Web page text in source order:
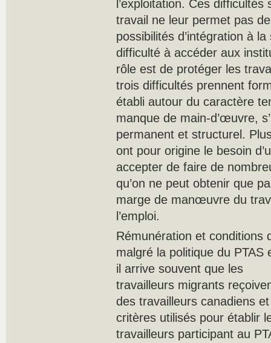
l’exploitation. Ces
travail ne leur permet pas
possibilités d’intégration à
difficulté à accéder aux
rôle est de protéger les
trois difficultés prennent
établi autour du caractère
manque de main-d’œuvre,
permanent et structurel.
ont pour origine le besoin
accepter de faire de
qu’on ne peut obtenir que
marge de manœuvre du
l’emploi.
Rémunération et conditions
malgré la politique du
il arrive souvent que les
travailleurs migrants
des travailleurs canadiens
critères utilisés pour établir
travailleurs participant au